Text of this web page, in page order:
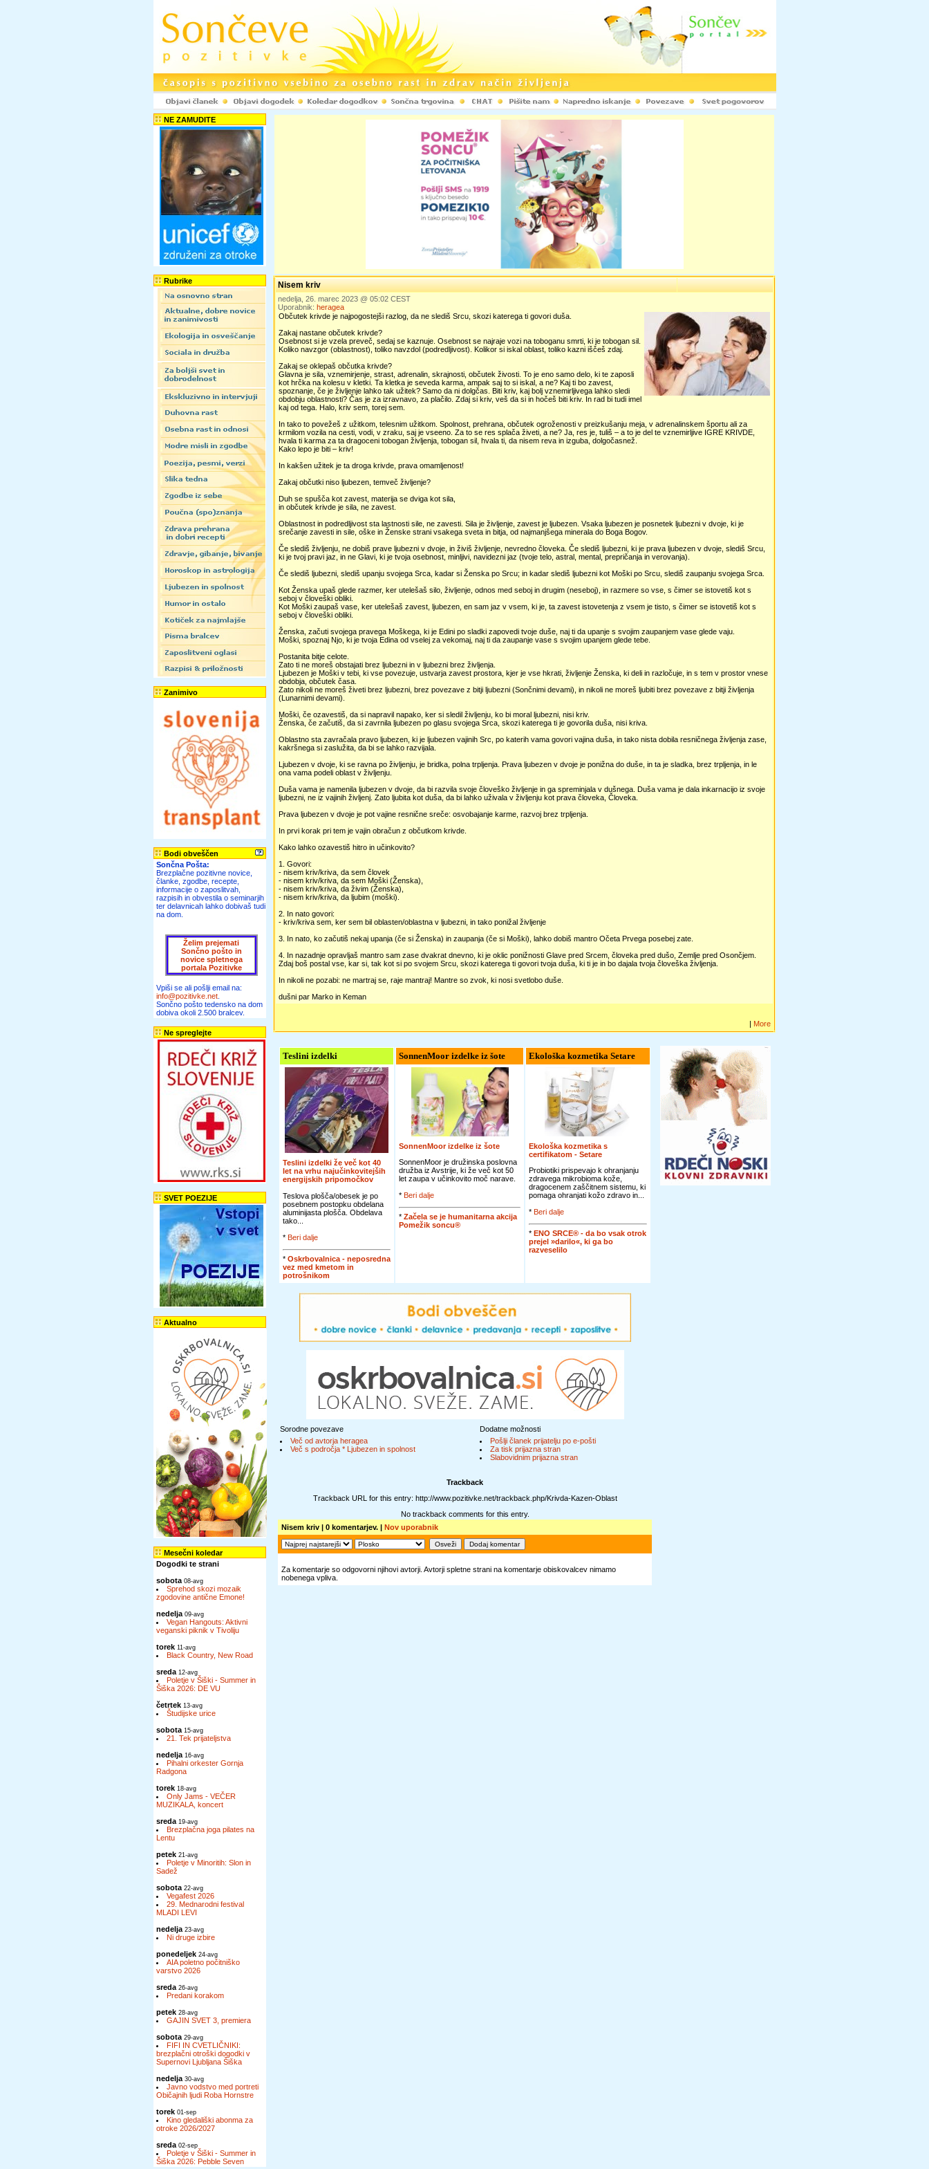
NE ZAMUDITE
Rubrike
Zanimivo
Bodi obveščen
Sončna Pošta:
Brezplačne pozitivne novice,
članke, zgodbe, recepte,
informacije o zaposlitvah,
razpisih in obvestila o seminarjih
ter delavnicah lahko dobivaš tudi
na dom.
Želim prejemati
Sončno pošto in
novice spletnega
portala Pozitivke
Vpiši se ali pošlji email na:
info@pozitivke.net
Sončno pošto tedensko na dom
dobiva okoli 2.500 bralcev.
Ne spreglejte
SVET POEZIJE
Aktualno
Mesečni koledar
Dogodki te strani
sobota 08-avg
Sprehod skozi mozaik
zgodovine antične Emone!
nedelja 09-avg
Vegan Hangouts: Aktivni
veganski piknik v Tivoliju
torek 11-avg
Black Country, New Road
sreda 12-avg
Poletje v Šiški - Summer in
Šiška 2026: DE VU
četrtek 13-avg
Študijske urice
sobota 15-avg
21. Tek prijateljstva
nedelja 16-avg
Pihalni orkester Gornja
Radgona
torek 18-avg
Only Jams - VEČER
MUZIKALA, koncert
sreda 19-avg
Brezplačna joga pilates na
Lentu
petek 21-avg
Poletje v Minoritih: Slon in
Sadež
sobota 22-avg
Vegafest 2026
29. Mednarodni festival
MLADI LEVI
nedelja 23-avg
Ni druge izbire
ponedeljek 24-avg
AIA poletno počitniško
varstvo 2026
sreda 26-avg
Predani korakom
petek 28-avg
GAJIN SVET 3, premiera
sobota 29-avg
FIFI IN CVETLIČNIKI:
brezplačni otroški dogodki v
Supernovi Ljubljana Šiška
nedelja 30-avg
Javno vodstvo med portreti
Običajnih ljudi Roba Hornstre
torek 01-sep
Kino gledališki abonma za
otroke 2026/2027
sreda 02-sep
Poletje v Šiški - Summer in
Šiška 2026: Pebble Seven
Nisem kriv
nedelja, 26. marec 2023 @ 05:02 CEST
Uporabnik: heragea
Občutek krivde je najpogostejši razlog, da ne slediš Srcu, skozi katerega ti govori duša.
Zakaj nastane občutek krivde?
Osebnost si je vzela preveč, sedaj se kaznuje. Osebnost se najraje vozi na toboganu smrti, ki je tobogan sil.
Koliko navzgor (oblastnost), toliko navzdol (podredljivost). Kolikor si iskal oblast, toliko kazni iščeš zdaj.
Zakaj se oklepaš občutka krivde?
Glavna je sila, vznemirjenje, strast, adrenalin, skrajnosti, občutek živosti. To je eno samo delo, ki te zaposli
kot hrčka na kolesu v kletki. Ta kletka je seveda karma, ampak saj to si iskal, a ne? Kaj ti bo zavest,
spoznanje, če je življenje lahko tak užitek? Samo da ni dolgčas. Biti kriv, kaj bolj vznemirljivega lahko sledi
obdobju oblastnosti? Čas je za izravnavo, za plačilo. Zdaj si kriv, veš da si in hočeš biti kriv. In rad bi tudi imel
kaj od tega. Halo, kriv sem, torej sem.
In tako to povežeš z užitkom, telesnim užitkom. Spolnost, prehrana, občutek ogroženosti v preizkušanju meja, v adrenalinskem športu ali za
krmilom vozila na cesti, vodi, v zraku, saj je vseeno. Za to se res splača živeti, a ne? Ja, res je, tuliš – a to je del te vznemirljive IGRE KRIVDE,
hvala ti karma za ta dragoceni tobogan življenja, tobogan sil, hvala ti, da nisem reva in izguba, dolgočasnež.
Kako lepo je biti – kriv!
In kakšen užitek je ta droga krivde, prava omamljenost!
Zakaj občutki niso ljubezen, temveč življenje?
Duh se spušča kot zavest, materija se dviga kot sila,
in občutek krivde je sila, ne zavest.
Oblastnost in podredljivost sta lastnosti sile, ne zavesti. Sila je življenje, zavest je ljubezen. Vsaka ljubezen je posnetek ljubezni v dvoje, ki je
srečanje zavesti in sile, oške in Ženske strani vsakega sveta in bitja, od najmanjšega minerala do Boga Bogov.
Če slediš življenju, ne dobiš prave ljubezni v dvoje, in živiš življenje, nevredno človeka. Če slediš ljubezni, ki je prava ljubezen v dvoje, slediš Srcu,
ki je tvoj pravi jaz, in ne Glavi, ki je tvoja osebnost, minljivi, navidezni jaz (tvoje telo, astral, mental, prepričanja in verovanja).
Če slediš ljubezni, slediš upanju svojega Srca, kadar si Ženska po Srcu; in kadar slediš ljubezni kot Moški po Srcu, slediš zaupanju svojega Srca.
Kot Ženska upaš glede razmer, ker utelešaš silo, življenje, odnos med seboj in drugim (neseboj), in razmere so vse, s čimer se istovetiš kot s
seboj v človeški obliki.
Kot Moški zaupaš vase, ker utelešaš zavest, ljubezen, en sam jaz v vsem, ki je, ta zavest istovetenja z vsem je tisto, s čimer se istovetiš kot s
seboj v človeški obliki.
Ženska, začuti svojega pravega Moškega, ki je Edini po sladki zapovedi tvoje duše, naj ti da upanje s svojim zaupanjem vase glede vaju.
Moški, spoznaj Njo, ki je tvoja Edina od vselej za vekomaj, naj ti da zaupanje vase s svojim upanjem glede tebe.
Postanita bitje celote.
Zato ti ne moreš obstajati brez ljubezni in v ljubezni brez življenja.
Ljubezen je Moški v tebi, ki vse povezuje, ustvarja zavest prostora, kjer je vse hkrati, življenje Ženska, ki deli in razločuje, in s tem v prostor vnese
obdobja, občutek časa.
Zato nikoli ne moreš živeti brez ljubezni, brez povezave z bitji ljubezni (Sončnimi devami), in nikoli ne moreš ljubiti brez povezave z bitji življenja
(Lunarnimi devami).
Moški, če ozavestiš, da si napravil napako, ker si sledil življenju, ko bi moral ljubezni, nisi kriv.
Ženska, če začutiš, da si zavrnila ljubezen po glasu svojega Srca, skozi katerega ti je govorila duša, nisi kriva.
Oblastno sta zavračala pravo ljubezen, ki je ljubezen vajinih Src, po katerih vama govori vajina duša, in tako nista dobila resničnega življenja zase,
kakršnega si zaslužita, da bi se lahko razvijala.
Ljubezen v dvoje, ki se ravna po življenju, je bridka, polna trpljenja. Prava ljubezen v dvoje je ponižna do duše, in ta je sladka, brez trpljenja, in le
ona vama podeli oblast v življenju.
Duša vama je namenila ljubezen v dvoje, da bi razvila svoje človeško življenje in ga spreminjala v dušnega. Duša vama je dala inkarnacijo iz svoje
ljubezni, ne iz vajinih življenj. Zato ljubita kot duša, da bi lahko uživala v življenju kot prava človeka, Človeka.
Prava ljubezen v dvoje je pot vajine resnične sreče: osvobajanje karme, razvoj brez trpljenja.
In prvi korak pri tem je vajin obračun z občutkom krivde.
Kako lahko ozavestiš hitro in učinkovito?
1. Govori:
- nisem kriv/kriva, da sem človek
- nisem kriv/kriva, da sem Moški (Ženska),
- nisem kriv/kriva, da živim (Ženska),
- nisem kriv/kriva, da ljubim (moški).
2. In nato govori:
- kriv/kriva sem, ker sem bil oblasten/oblastna v ljubezni, in tako ponižal življenje
3. In nato, ko začutiš nekaj upanja (če si Ženska) in zaupanja (če si Moški), lahko dobiš mantro Očeta Prvega posebej zate.
4. In nazadnje opravljaš mantro sam zase dvakrat dnevno, ki je oklic ponižnosti Glave pred Srcem, človeka pred dušo, Zemlje pred Osončjem.
Zdaj boš postal vse, kar si, tak kot si po svojem Srcu, skozi katerega ti govori tvoja duša, ki ti je in bo dajala tvoja človeška življenja.
In nikoli ne pozabi: ne martraj se, raje mantraj! Mantre so zvok, ki nosi svetlobo duše.
dušni par Marko in Keman
| More
Teslini izdelki
Teslini izdelki že več kot 40
let na vrhu najučinkovitejših
energijskih pripomočkov
Teslova plošča/obesek je po
posebnem postopku obdelana
aluminijasta plošča. Obdelava
tako...
* Beri dalje
* Oskrbovalnica - neposredna
vez med kmetom in
potrošnikom
SonnenMoor izdelke iz šote
SonnenMoor izdelke iz šote
SonnenMoor je družinska poslovna
družba iz Avstrije, ki že več kot 50
let zaupa v učinkovito moč narave.
* Beri dalje
* Začela se je humanitarna akcija
Pomežik soncu®
Ekološka kozmetika Setare
Ekološka kozmetika s
certifikatom - Setare
Probiotiki prispevajo k ohranjanju
zdravega mikrobioma kože,
dragocenem zaščitnem sistemu, ki
pomaga ohranjati kožo zdravo in...
* Beri dalje
* ENO SRCE® - da bo vsak otrok
prejel »darilo«, ki ga bo
razveselilo
Sorodne povezave
Več od avtorja heragea
Več s področja * Ljubezen in spolnost
Dodatne možnosti
Pošlji članek prijatelju po e-pošti
Za tisk prijazna stran
Slabovidnim prijazna stran
Trackback
Trackback URL for this entry: http://www.pozitivke.net/trackback.php/Krivda-Kazen-Oblast
No trackback comments for this entry.
Nisem kriv | 0 komentarjev. | Nov uporabnik
Za komentarje so odgovorni njihovi avtorji. Avtorji spletne strani na komentarje obiskovalcev nimamo
nobenega vpliva.